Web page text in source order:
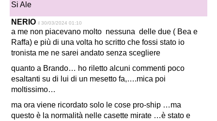
Si Ale
NERIO il 30/03/2024 01:10
a me non piacevano molto nessuna delle due ( Bea e
Raffa) e più di una volta ho scritto che fossi stato io
tronista me ne sarei andato senza scegliere
quanto a Brando… ho riletto alcuni commenti poco
esaltanti su di lui di un mesetto fa,….mica poi
moltissimo…
ma ora viene ricordato solo le cose pro-ship …ma
questo è la normalità nelle casette mirate …è stato e